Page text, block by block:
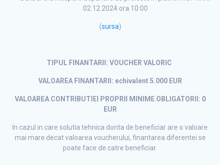
02.12.2024 ora 10:00
(sursa)
TIPUL FINANTARII: VOUCHER VALORIC
VALOAREA FINANTARII: echivalent 5.000 EUR
VALOAREA CONTRIBUTIEI PROPRII MINIME OBLIGATORII: 0
EUR
In cazul in care solutia tehnica dorita de beneficiar are o valoare
mai mare decat valoarea voucherului, finantarea diferentei se
poate face de catre beneficiar.